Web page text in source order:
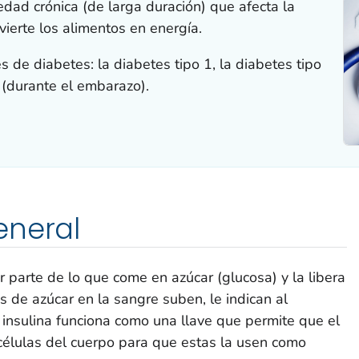
crónica (de larga duración) que afecta la
los alimentos en energía.
de diabetes: la diabetes tipo 1, la diabetes tipo
el embarazo).
parte de lo que come en azúcar (glucosa) y la libera
de azúcar en la sangre suben, le indican al
funciona como una llave que permite que el
del cuerpo para que estas la usen como